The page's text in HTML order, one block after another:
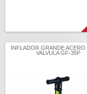
INFLADOR GRANDE ACERO
VALVULA GF-35P